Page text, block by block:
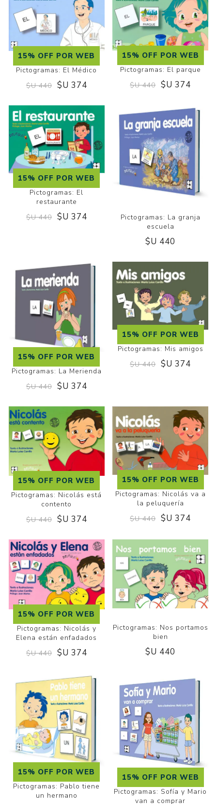
15% OFF POR WEB
Pictogramas: El Médico
$U 440 $U 374
15% OFF POR WEB
Pictogramas: El parque
$U 440 $U 374
15% OFF POR WEB
Pictogramas: El
restaurante
$U 440 $U 374
Pictogramas: La granja
escuela
$U 440
15% OFF POR WEB
Pictogramas: La Merienda
$U 440 $U 374
15% OFF POR WEB
Pictogramas: Mis amigos
$U 440 $U 374
15% OFF POR WEB
Pictogramas: Nicolás está
contento
$U 440 $U 374
15% OFF POR WEB
Pictogramas: Nicolás va a
la peluquería
$U 440 $U 374
15% OFF POR WEB
Pictogramas: Nicolás y
Elena están enfadados
$U 440 $U 374
Pictogramas: Nos portamos
bien
$U 440
15% OFF POR WEB
Pictogramas: Pablo tiene
un hermano
15% OFF POR WEB
Pictogramas: Sofía y Mario
van a comprar